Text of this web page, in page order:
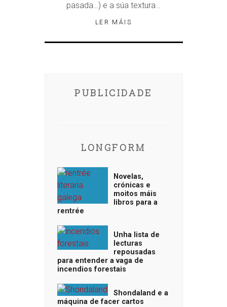
pasada…) e a súa textura…
LER MÁIS
PUBLICIDADE
LONGFORM
Novelas,
crónicas e
moitos máis
libros para a
rentrée
Unha lista de
lecturas
repousadas
para entender a vaga de
incendios forestais
Shondaland e a
máquina de facer cartos